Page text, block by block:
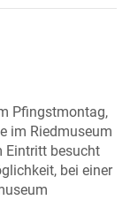
Pfingstmontag,
im Riedmuseum
Eintritt besucht
bei einer